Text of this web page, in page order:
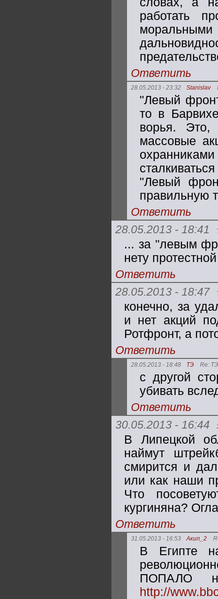
работать
Ответить
28.05.2013 - 23:32 Stanislav
"Левый
то в
ворья. Это,
массовые
"Левый
правильную
Ответить
28.05.2013 - 18:41
... за "левым
нету
Ответить
28.05.2013 - 18:47
конечно, за
и нет акций
Ротфронт, а
Ответить
28.05.2013 - 18:48 ТЭ Re: ТЭ
с другой
убивать
Ответить
30.05.2013 - 16:44
В Липецкой
наймут
смирится и
или как наши
Что
кургиняна?
Ответить
31.05.2013 - 16:53 Акип_2
В Египте
ПОПАЛО
http://